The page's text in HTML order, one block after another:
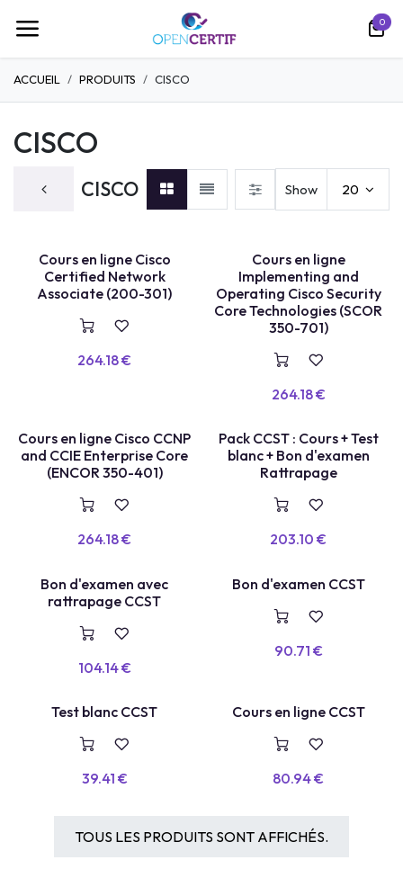
0
ACCUEIL PRODUITS CISCO
CISCO
CISCO Show 20
COURS EN LIGNE
Cours en ligne Cisco
Certified Network
Associate (200-301)
264.18€
COURS EN LIGNECours en ligne
Implementing and
Operating Cisco Security
Core Technologies (SCOR
350-701)
264.18€
COURS EN LIGNE
Cours en ligne Cisco CCNP
and CCIE Enterprise Core
(ENCOR 350-401)
264.18€
TEST LABEL
Pack CCST : Cours + Test
blanc + Bon d'examen
Rattrapage
203.10 €
E
X
AM
E
N
+
R
E
P
A
S
S
A
GE
Bon d'examen avec
rattrapage CCST
104.14€
VOUCHER
Bon d'examen CCST
90.71 €
TEST BLANC
Test blanc CCST
39.41 €
COURS EN LIGNE
Cours en ligne CCST
80.94€
TOUS LES PRODUITS SONT AFFICHÉS.